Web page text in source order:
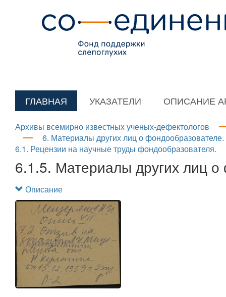
ГЛАВНАЯ УКАЗАТЕЛИ ОПИСАНИЕ
Архивы всемирно известных ученых-дефектологов
6. Материалы других лиц о фондообразователе.
6.1. Рецензии на научные труды фондообразователя.
6.1.5. Материалы других лиц
Описание